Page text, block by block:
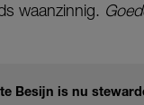
waanzinnig.
Besijn is nu